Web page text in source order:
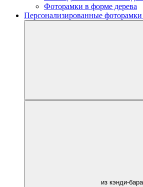
Фоторамки в форме дерева
Персонализированные фоторамки
из кэнди-бара